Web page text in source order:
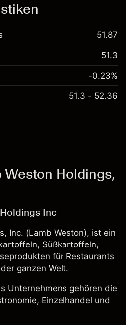
51.87
51.3
-0.23%
51.3 - 52.36
Weston Holdings,
Inc
Inc. (Lamb Weston), ist ein
Süßkartoffeln,
für Restaurants
ganzen Welt.
Unternehmens gehören die
Einzelhandel und